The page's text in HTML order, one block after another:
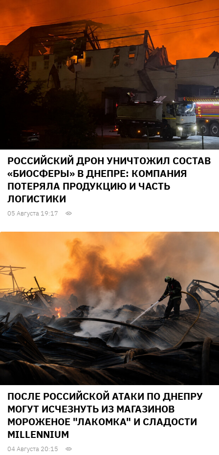
РОССИЙСКИЙ ДРОН УНИЧТОЖИЛ СОСТАВ
«БИОСФЕРЫ» В ДНЕПРЕ: КОМПАНИЯ
ПОТЕРЯЛА ПРОДУКЦИЮ И ЧАСТЬ
ЛОГИСТИКИ
05 Августа 19:17
ПОСЛЕ РОССИЙСКОЙ АТАКИ ПО ДНЕПРУ
МОГУТ ИСЧЕЗНУТЬ ИЗ МАГАЗИНОВ
МОРОЖЕНОЕ "ЛАКОМКА" И СЛАДОСТИ
MILLENNIUM
04 Августа 20:15